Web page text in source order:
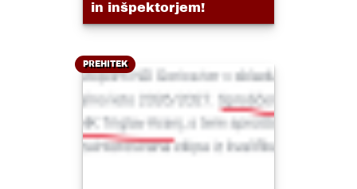
in inšpektorjem!
PREHITEK